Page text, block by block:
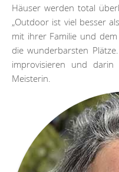
Häuser werden total
„Outdoor ist viel besser
mit ihrer Familie und
die wunderbarsten
improvisieren und
Meisterin.